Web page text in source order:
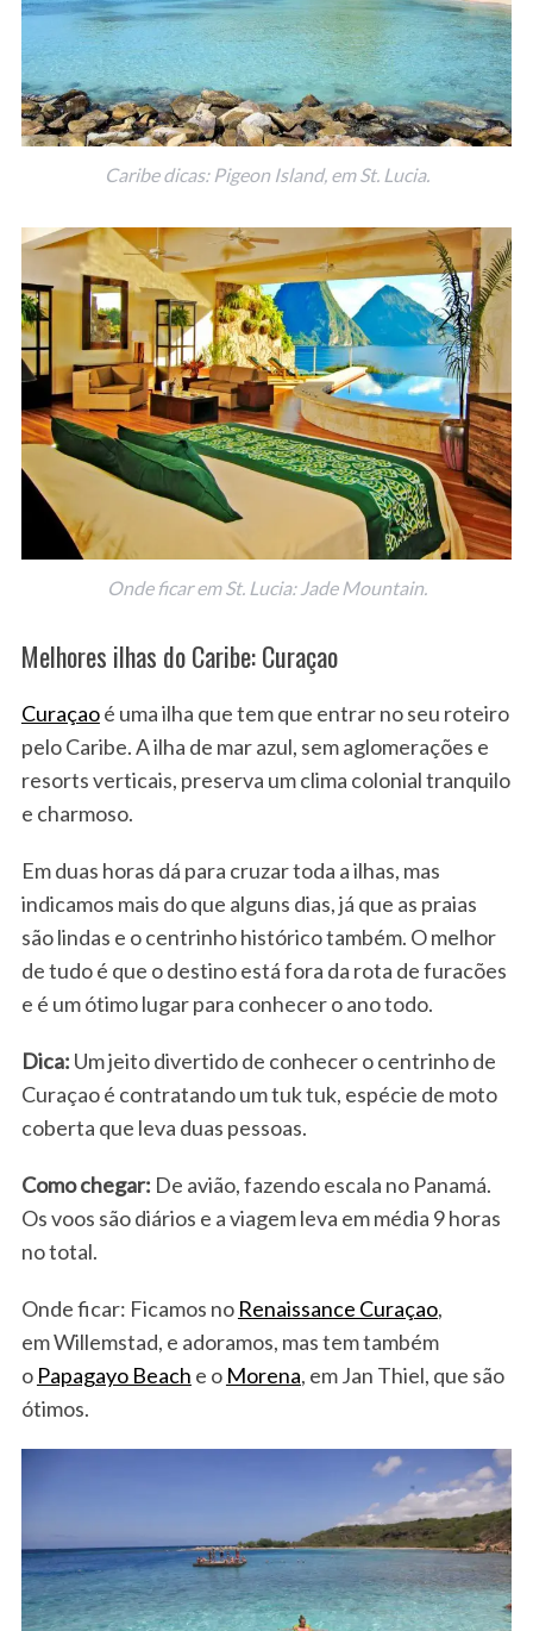
Caribe dicas: Pigeon Island, em St. Lucia.
Onde ficar em St. Lucia: Jade Mountain.
Melhores ilhas do Caribe: Curaçao
Curaçaoé uma ilha que tem que entrar no seu roteiro
pelo Caribe. A ilha de mar azul, sem aglomerações e
resorts verticais, preserva um clima colonial tranquilo
e charmoso.
Em duas horas dá para cruzar toda a ilhas, mas
indicamos mais do que alguns dias, já que as praias
são lindas e o centrinho histórico também. O melhor
de tudo é que o destino está fora da rota de furacões
e é um ótimo lugar para conhecer o ano todo.
Dica: Um jeito divertido de conhecer o centrinho de
Curaçao é contratando um tuk tuk, espécie de moto
coberta que leva duas pessoas.
Como chegar: De avião, fazendo escala no Panamá.
Os voos são diários e a viagem leva em média 9 horas
no total.
Onde ficar: Ficamos no Renaissance Curaçao,
em Willemstad, e adoramos, mas tem também
o Papagayo Beach e o Morena, em Jan Thiel, que são
ótimos.